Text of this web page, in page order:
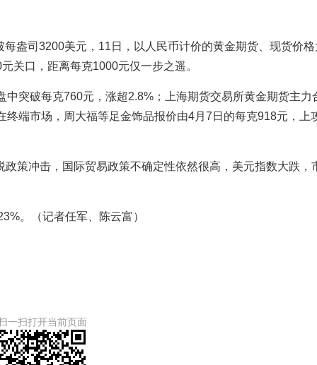
盎司3200美元，11日，以人民币计价的黄金期货、现货价格
关口，距离每克1000元仅一步之遥。
突破每克760元，涨超2.8%；上海期货交易所黄金期货主力
端市场，周大福等足金饰品报价由4月7日的每克918元，上
策冲击，国际贸易政策不确定性依然很高，美元指数大跌，
。（记者任军、陈云富）
一扫打开当前页面